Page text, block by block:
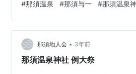
#那須温泉 #那須与一 #那須温泉
那須地人会 • 3年前
那須温泉神社 例大祭